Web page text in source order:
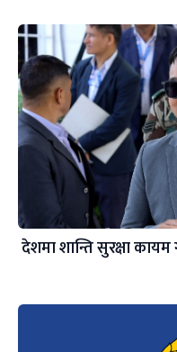
देशमा शान्ति सुरक्षा कायम